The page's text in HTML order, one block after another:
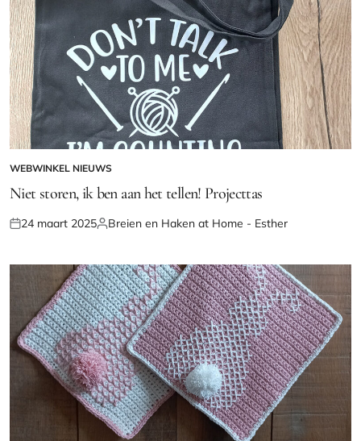
GEPLAATST
IN
WEBWINKEL NIEUWS
Niet storen, ik ben aan het tellen! Projecttas
Geplaatst
24 maart 2025Geplaatst
Breien en Haken at Home - Esther